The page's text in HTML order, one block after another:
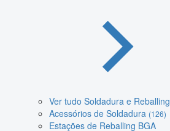
Ver tudo Soldadura e Reballing
Acessórios de Soldadura (126)
Estações de Reballing BGA